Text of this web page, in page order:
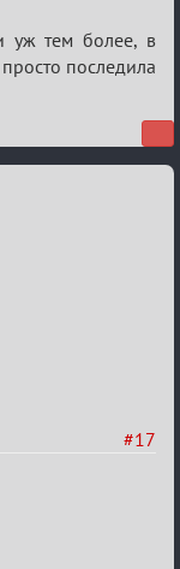
уж тем более, в
последила
#17